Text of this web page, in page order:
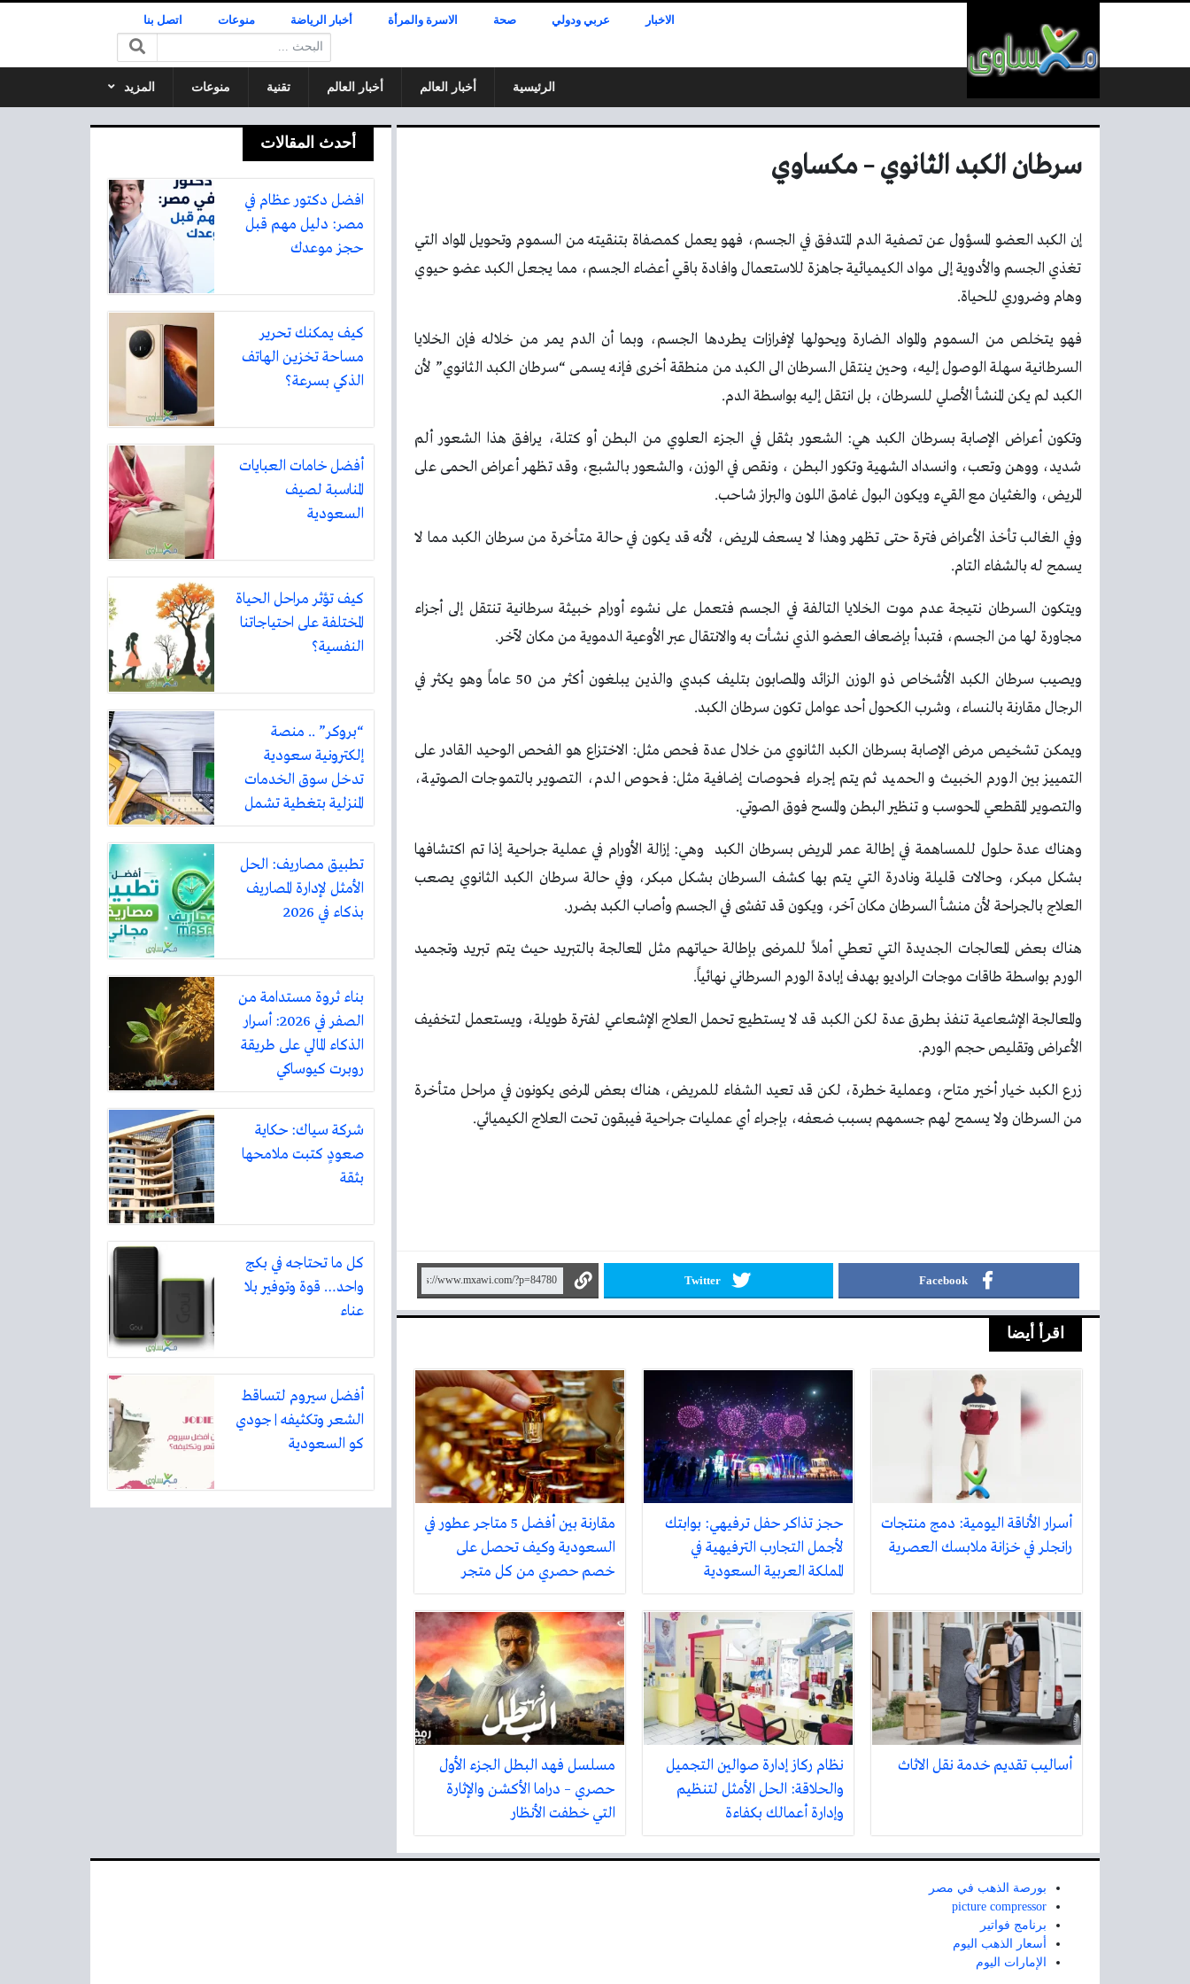
الاخبار عربي ودولي صحة الاسرة والمرأة أخبار الرياضة منوعات اتصل بنا
البحث:
الرئيسية أخبار العالم أخبار العالم تقنية منوعات المزيد
سرطان الكبد الثانوي – مكساوي
إن الكبد العضو المسؤول عن تصفية الدم المتدفق في الجسم، فهو يعمل كمصفاة بتنقيته من السموم وتحويل المواد التي
تغذي الجسم والأدوية إلى مواد الكيميائية جاهزة للاستعمال وافادة باقي أعضاء الجسم، مما يجعل الكبد عضو حيوي
وهام وضروري للحياة.
فهو يتخلص من السموم والمواد الضارة ويحولها لإفرازات يطردها الجسم، وبما أن الدم يمر من خلاله فإن الخلايا
السرطانية سهلة الوصول إليه، وحين ينتقل السرطان الى الكبد من منطقة أخرى فإنه يسمى “سرطان الكبد الثانوي” لأن
الكبد لم يكن المنشأ الأصلي للسرطان، بل انتقل إليه بواسطة الدم.
وتكون أعراض الإصابة بسرطان الكبد هي: الشعور بثقل في الجزء العلوي من البطن أو كتلة، يرافق هذا الشعور ألم
شديد، ووهن وتعب، وانسداد الشهية وتكور البطن ، ونقص في الوزن، والشعور بالشبع، وقد تظهر أعراض الحمى على
المريض، والغثيان مع القيء ويكون البول غامق اللون والبراز شاحب.
وفي الغالب تأخذ الأعراض فترة حتى تظهر وهذا لا يسعف المريض، لأنه قد يكون في حالة متأخرة من سرطان الكبد مما لا
يسمح له بالشفاء التام.
ويتكون السرطان نتيجة عدم موت الخلايا التالفة في الجسم فتعمل على نشوء أورام خبيثة سرطانية تنتقل إلى أجزاء
مجاورة لها من الجسم، فتبدأ بإضعاف العضو الذي نشأت به والانتقال عبر الأوعية الدموية من مكان لآخر.
ويصيب سرطان الكبد الأشخاص ذو الوزن الزائد والمصابون بتليف كبدي والذين يبلغون أكثر من 50 عاماً وهو يكثر في
الرجال مقارنة بالنساء، وشرب الكحول أحد عوامل تكون سرطان الكبد.
ويمكن تشخيص مرض الإصابة بسرطان الكبد الثانوي من خلال عدة فحص مثل: الاختزاع هو الفحص الوحيد القادر على
التمييز بين الورم الخبيث و الحميد ثم يتم إجراء فحوصات إضافية مثل: فحوص الدم، التصوير بالتموجات الصوتية،
والتصوير المقطعي المحوسب و تنظير البطن والمسح فوق الصوتي.
وهناك عدة حلول للمساهمة في إطالة عمر المريض بسرطان الكبد وهي: إزالة الأورام في عملية جراحية إذا تم اكتشافها
بشكل مبكر، وحالات قليلة ونادرة التي يتم بها كشف السرطان بشكل مبكر، وفي حالة سرطان الكبد الثانوي يصعب
العلاج بالجراحة لأن منشأ السرطان مكان آخر، ويكون قد تفشى في الجسم وأصاب الكبد بضرر.
هناك بعض المعالجات الجديدة التي تعطي أملاً للمرضى بإطالة حياتهم مثل المعالجة بالتبريد حيث يتم تبريد وتجميد
الورم بواسطة طاقات موجات الراديو بهدف إبادة الورم السرطاني نهائياً.
والمعالجة الإشعاعية تنفذ بطرق عدة لكن الكبد قد لا يستطيع تحمل العلاج الإشعاعي لفترة طويلة، ويستعمل لتخفيف
الأعراض وتقليص حجم الورم.
زرع الكبد خيار أخير متاح، وعملية خطرة، لكن قد تعيد الشفاء للمريض، هناك بعض المرضى يكونون في مراحل متأخرة
من السرطان ولا يسمح لهم جسمهم بسبب ضعفه، بإجراء أي عمليات جراحية فيبقون تحت العلاج الكيميائي.
Facebook
Twitter
اقرأ أيضا
أسرار الأناقة اليومية: دمج منتجات
رانجلر في خزانة ملابسك العصرية
حجز تذاكر حفل ترفيهي: بوابتك
لأجمل التجارب الترفيهية في
المملكة العربية السعودية
مقارنة بين أفضل 5 متاجر عطور في
السعودية وكيف تحصل على
خصم حصري من كل متجر
أساليب تقديم خدمة نقل الاثاث
نظام ركاز إدارة صوالين التجميل
والحلاقة: الحل الأمثل لتنظيم
وإدارة أعمالك بكفاءة
مسلسل فهد البطل الجزء الأول
حصري – دراما الأكشن والإثارة
التي خطفت الأنظار
أحدث المقالات
افضل دكتور عظام في
مصر: دليل مهم قبل
حجز موعدك
كيف يمكنك تحرير
مساحة تخزين الهاتف
الذكي بسرعة؟
أفضل خامات العبايات
المناسبة لصيف
السعودية
كيف تؤثر مراحل الحياة
المختلفة على احتياجاتنا
النفسية؟
“بروكر” .. منصة
إلكترونية سعودية
تدخل سوق الخدمات
المنزلية بتغطية تشمل
أكثر من ثلاثين مدينة
تطبيق مصاريف: الحل
الأمثل لإدارة المصاريف
بذكاء في 2026
بناء ثروة مستدامة من
الصفر في 2026: أسرار
الذكاء المالي على طريقة
روبرت كيوساكي
شركة سياك: حكاية
صعودٍ كتبت ملامحها
بثقة
كل ما تحتاجه في بكج
واحد… قوة وتوفير بلا
عناء
أفضل سيروم لتساقط
الشعر وتكثيفه | جودي
كو السعودية
بورصة الذهب في مصر
picture compressor
برنامج فواتير
أسعار الذهب اليوم
الإمارات اليوم